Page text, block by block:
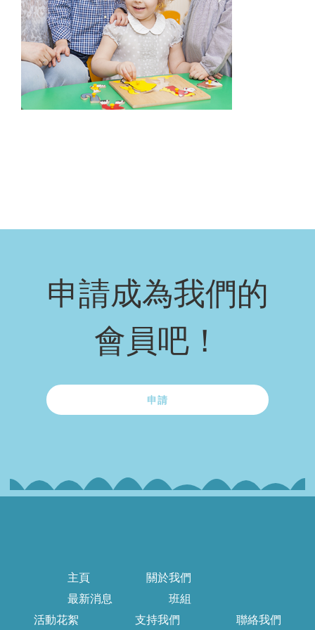
申請成為我們的
會員吧！
申請
主頁
關於我們
最新消息
班組
活動花絮
支持我們 聯絡我們